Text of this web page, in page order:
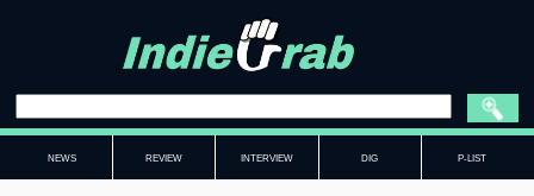
NEWS REVIEW INTERVIEW DIG P-LIST